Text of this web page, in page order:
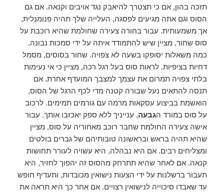
תזכה בהון, אם כי תצטרך להיאבק נגד אויבים וקנאה. אם גם
הסוס וגם אתה מגיעים לפסגה, העלייה שלך תהיה פנומנלית,
אך משמעותית. עבור בחורה צעירה שחולמת שהיא רוכבת על
סוס שחור, מציין שיש להתמודד איתה על ידי סמכות נבונה.
כמה משאלות יסופקו בשעה לא צפויה. שחור בסוסים, מסמל
דחיות בציפיות. לראות סוס בעל רגל רכה, מציין כי אי נעימות
בלתי צפויה תמרום את עצמך למצבך המועדף אחרת. אם
תנסה להתאים נעל שבורה קטנה מדי לכף הרגל של הסוס,
הואשמת בביצוע עסקאות מרמה עם גורמים תמימים. לרכוב
על סוס במורד הגבעה, ענייניך ללא ספק יאכזבו אותך. עבור
אישה צעירה החולמת שחבר רוכב מאחוריה על סוס, מציין
שהיא תהיה בראש ובראשונה טובותיהם של גברים בולטים
ומצליחים רבים. אם היא נבהלה, היא עשויה לעורר תחושות
קנאה. אם לאחר שהיא תתרחק מהסוס זה יהפוך לחזיר, היא
תעבור ברשלנות על ידי הצעות נישואין מכובדות, ותעדיף חופש
עד שאבדו סיכוייה לנישואין רצויים. אם אחר כך היא תראה את